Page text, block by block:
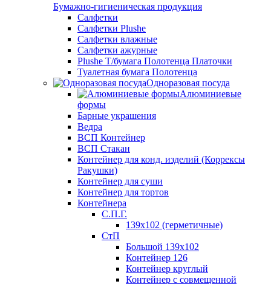
Бумажно-гигиеническая продукция
Салфетки
Салфетки Plushe
Салфетки влажные
Салфетки ажурные
Plushe Т/бумага Полотенца Платочки
Туалетная бумага Полотенца
Одноразовая посуда
Алюминиевые
формы
Барные украшения
Ведра
ВСП Контейнер
ВСП Стакан
Контейнер для конд. изделий (Коррексы
Ракушки)
Контейнер для суши
Контейнер для тортов
Контейнера
С.П.Г.
139х102 (герметичные)
СтП
Большой 139х102
Контейнер 126
Контейнер круглый
Контейнер с совмещенной